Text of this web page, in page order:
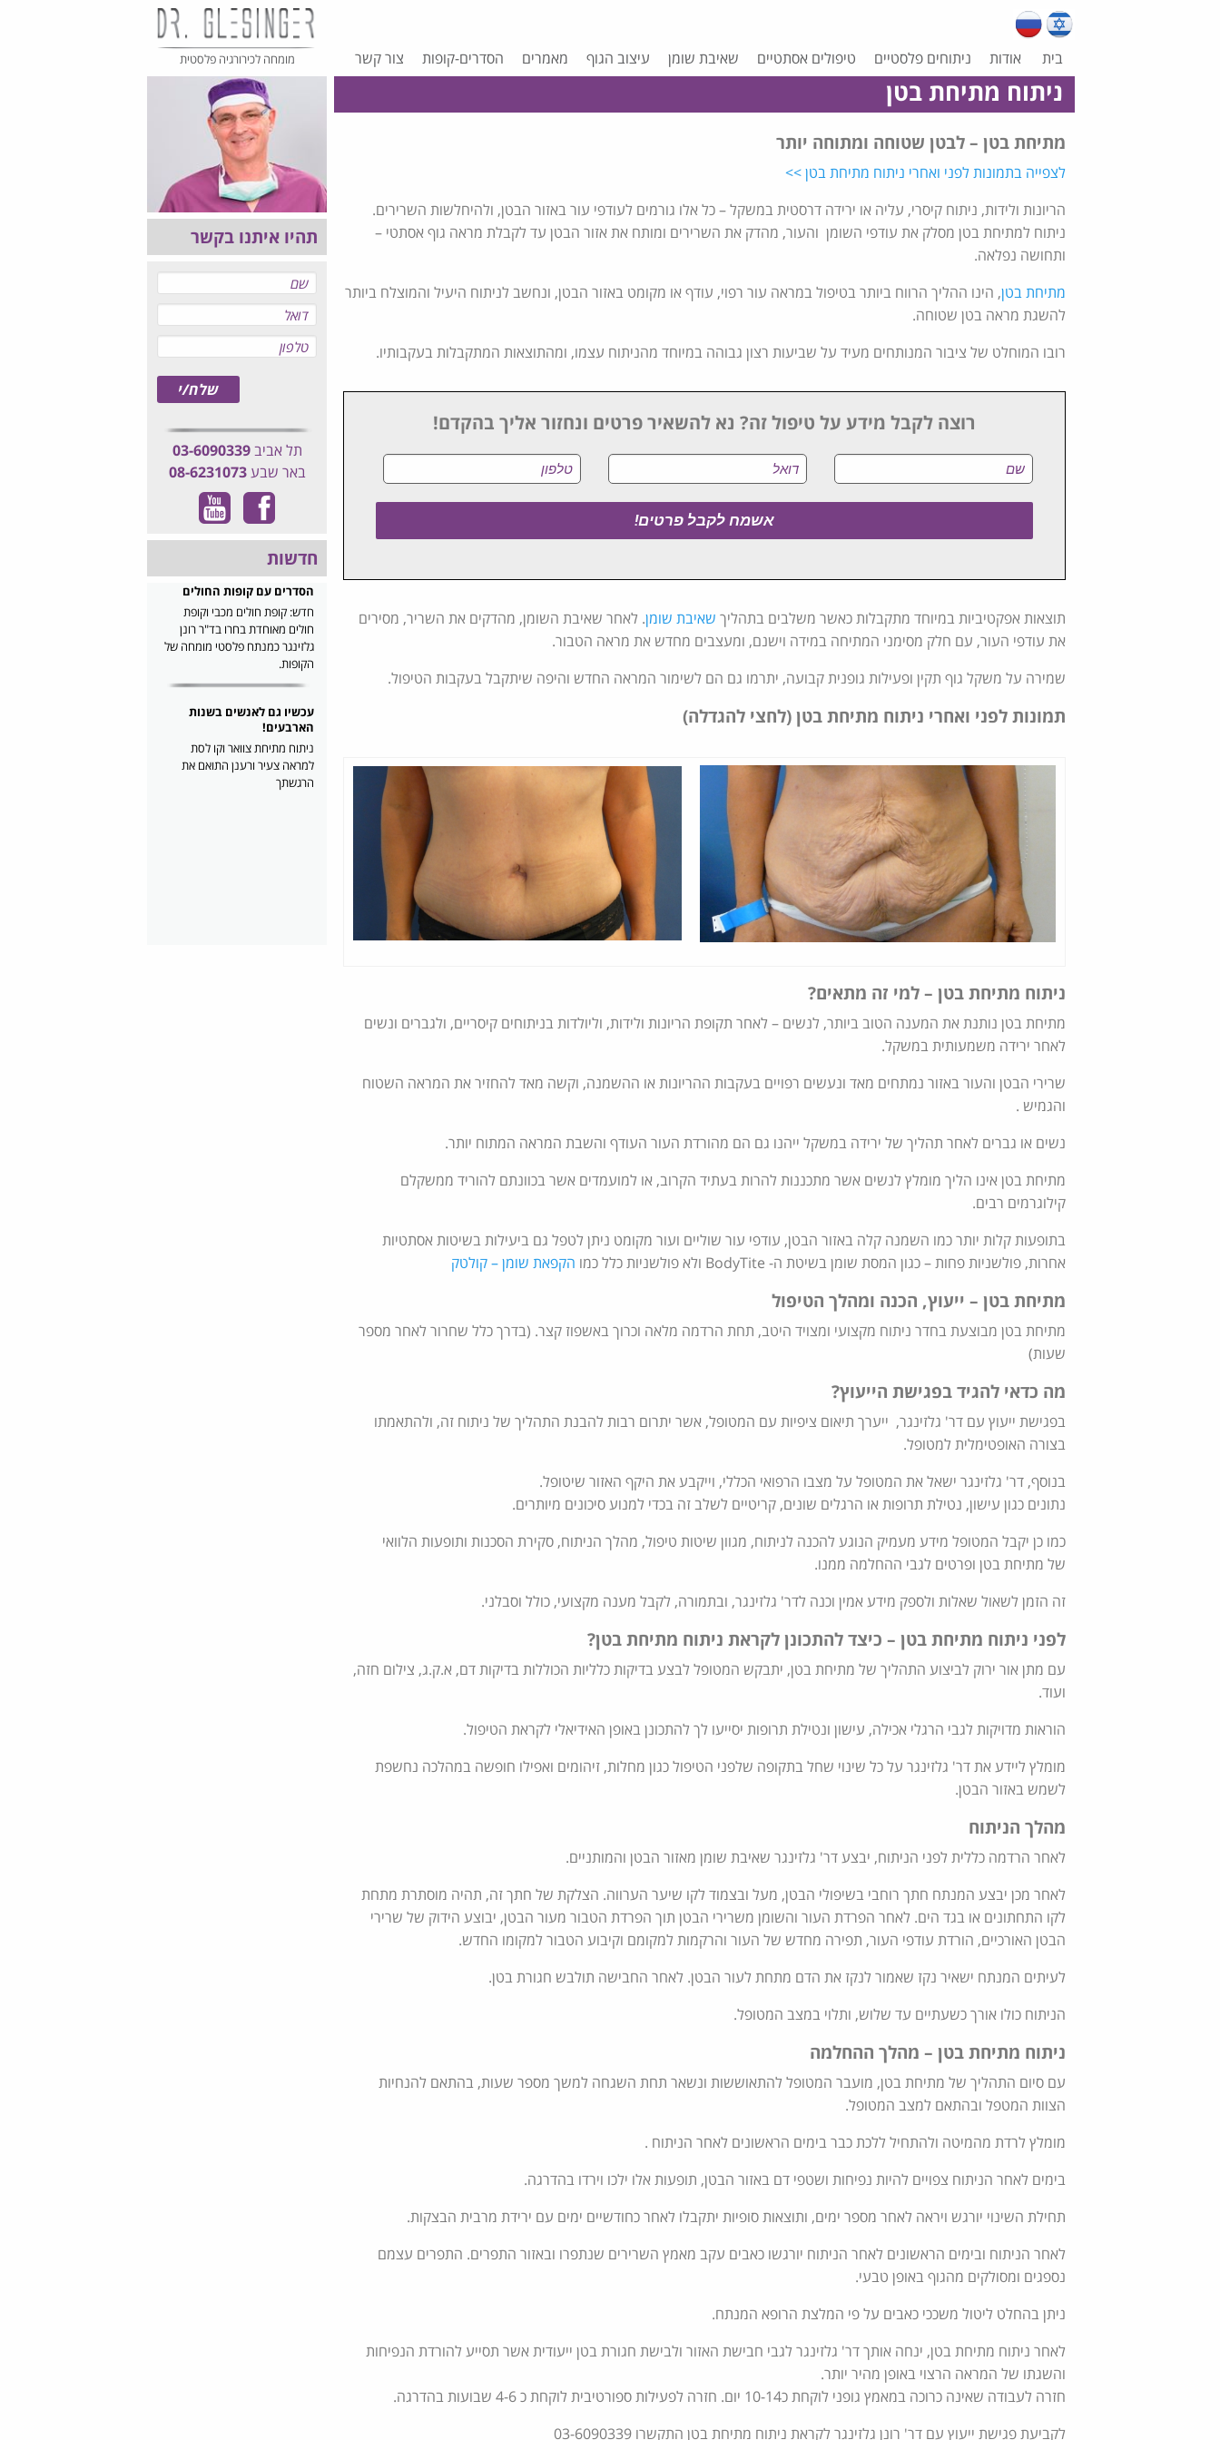
בית אודות ניתוחים פלסטיים טיפולים אסתטיים שאיבת שומן עיצוב הגוף מאמרים הסדרים-קופות צור קשר מומחה לכירורגיה פלסטית
ניתוח מתיחת בטן
מתיחת בטן – לבטן שטוחה ומתוחה יותר
לצפייה בתמונות לפני ואחרי ניתוח מתיחת בטן >>
הריונות ולידות, ניתוח קיסרי, עליה או ירידה דרסטית במשקל – כל אלו גורמים לעודפי עור באזור הבטן, ולהיחלשות השרירים.
ניתוח למתיחת בטן מסלק את עודפי השומן והעור, מהדק את השרירים ומותח את אזור הבטן עד לקבלת מראה גוף אסתטי –
ותחושה נפלאה.
מתיחת בטן, הינו ההליך הרווח ביותר בטיפול במראה עור רפוי, עודף או מקומט באזור הבטן, ונחשב לניתוח היעיל והמוצלח ביותר
להשגת מראה בטן שטוחה.
רובו המוחלט של ציבור המנותחים מעיד על שביעות רצון גבוהה במיוחד מהניתוח עצמו, ומהתוצאות המתקבלות בעקבותיו.
רוצה לקבל מידע על טיפול זה? נא להשאיר פרטים ונחזור אליך בהקדם!
תוצאות אפקטיביות במיוחד מתקבלות כאשר משלבים בתהליך שאיבת שומן. לאחר שאיבת השומן, מהדקים את השריר, מסירים
את עודפי העור, עם חלק מסימני המתיחה במידה וישנם, ומעצבים מחדש את מראה הטבור.
שמירה על משקל גוף תקין ופעילות גופנית קבועה, יתרמו גם הם לשימור המראה החדש והיפה שיתקבל בעקבות הטיפול.
תמונות לפני ואחרי ניתוח מתיחת בטן (לחצי להגדלה)
ניתוח מתיחת בטן – למי זה מתאים?
מתיחת בטן נותנת את המענה הטוב ביותר, לנשים – לאחר תקופת הריונות ולידות, וליולדות בניתוחים קיסריים, ולגברים ונשים
לאחר ירידה משמעותית במשקל.
שרירי הבטן והעור באזור נמתחים מאד ונעשים רפויים בעקבות ההריונות או ההשמנה, וקשה מאד להחזיר את המראה השטוח
והגמיש .
נשים או גברים לאחר תהליך של ירידה במשקל ייהנו גם הם מהורדת העור העודף והשבת המראה המתוח יותר.
מתיחת בטן אינו הליך מומלץ לנשים אשר מתכננות להרות בעתיד הקרוב, או למועמדים אשר בכוונתם להוריד ממשקלם
קילוגרמים רבים.
בתופעות קלות יותר כמו השמנה קלה באזור הבטן, עודפי עור שוליים ועור מקומט ניתן לטפל גם ביעילות בשיטות אסתטיות
אחרות, פולשניות פחות – כגון המסת שומן בשיטת ה- BodyTite ולא פולשניות כלל כמו
הקפאת שומן – קולטק
מתיחת בטן – ייעוץ, הכנה ומהלך הטיפול
מתיחת בטן מבוצעת בחדר ניתוח מקצועי ומצויד היטב, תחת הרדמה מלאה וכרוך באשפוז קצר. (בדרך כלל שחרור לאחר מספר
שעות)
מה כדאי להגיד בפגישת הייעוץ?
בפגישת ייעוץ עם דר' גלזינגר, ייערך תיאום ציפיות עם המטופל, אשר יתרום רבות להבנת התהליך של ניתוח זה, ולהתאמתו
בצורה האופטימלית למטופל.
בנוסף, דר' גלזינגר ישאל את המטופל על מצבו הרפואי הכללי, וייקבע את היקף האזור שיטופל.
נתונים כגון עישון, נטילת תרופות או הרגלים שונים, קריטיים לשלב זה בכדי למנוע סיכונים מיותרים.
כמו כן יקבל המטופל מידע מעמיק הנוגע להכנה לניתוח, מגוון שיטות טיפול, מהלך הניתוח, סקירת הסכנות ותופעות הלוואי
של מתיחת בטן ופרטים לגבי ההחלמה ממנו.
זה הזמן לשאול שאלות ולספק מידע אמין וכנה לדר' גלזינגר, ובתמורה, לקבל מענה מקצועי, כולל וסבלני.
לפני ניתוח מתיחת בטן – כיצד להתכונן לקראת ניתוח מתיחת בטן?
עם מתן אור ירוק לביצוע התהליך של מתיחת בטן, יתבקש המטופל לבצע בדיקות כלליות הכוללות בדיקות דם, א.ק.ג, צילום חזה,
ועוד.
הוראות מדויקות לגבי הרגלי אכילה, עישון ונטילת תרופות יסייעו לך להתכונן באופן האידיאלי לקראת הטיפול.
מומלץ ליידע את דר' גלזינגר על כל שינוי שחל בתקופה שלפני הטיפול כגון מחלות, זיהומים ואפילו חופשה במהלכה נחשפת
לשמש באזור הבטן.
מהלך הניתוח
לאחר הרדמה כללית לפני הניתוח, יבצע דר' גלזינגר שאיבת שומן מאזור הבטן והמותניים.
לאחר מכן יבצע המנתח חתך רוחבי בשיפולי הבטן, מעל ובצמוד לקו שיער הערווה. הצלקת של חתך זה, תהיה מוסתרת מתחת
לקו התחתונים או בגד הים. לאחר הפרדת העור והשומן משרירי הבטן תוך הפרדת הטבור מעור הבטן, יבוצע הידוק של שרירי
הבטן האורכיים, הורדת עודפי העור, תפירה מחדש של העור והרקמות למקומם וקיבוע הטבור למקומו החדש.
לעיתים המנתח ישאיר נקז שאמור לנקז את הדם מתחת לעור הבטן. לאחר החבישה תולבש חגורת בטן.
הניתוח כולו אורך כשעתיים עד שלוש, ותלוי במצב המטופל.
ניתוח מתיחת בטן – מהלך ההחלמה
עם סיום התהליך של מתיחת בטן, מועבר המטופל להתאוששות ונשאר תחת השגחה למשך מספר שעות, בהתאם להנחיות
הצוות המטפל ובהתאם למצב המטופל.
מומלץ לרדת מהמיטה ולהתחיל ללכת כבר בימים הראשונים לאחר הניתוח .
בימים לאחר הניתוח צפויים להיות נפיחות ושטפי דם באזור הבטן, תופעות אלו ילכו וירדו בהדרגה.
תחילת השינוי יורגש ויראה לאחר מספר ימים, ותוצאות סופיות יתקבלו לאחר כחודשיים ימים עם ירידת מרבית הבצקות.
לאחר הניתוח ובימים הראשונים לאחר הניתוח יורגשו כאבים עקב מאמץ השרירים שנתפרו ובאזור התפרים. התפרים עצמם
נספגים ומסולקים מהגוף באופן טבעי.
ניתן בהחלט ליטול משככי כאבים על פי המלצת הרופא המנתח.
לאחר ניתוח מתיחת בטן, ינחה אותך דר' גלזינגר לגבי חבישת האזור ולבישת חגורת בטן ייעודית אשר תסייע להורדת הנפיחות
והשגתו של המראה הרצוי באופן מהיר יותר.
חזרה לעבודה שאינה כרוכה במאמץ גופני לוקחת כ10-14 יום. חזרה לפעילות ספורטיבית לוקחת כ 4-6 שבועות בהדרגה.
לקביעת פגישת ייעוץ עם דר' רונן גלזינגר לקראת ניתוח מתיחת בטן התקשרו 03-6090339
תהיו איתנו בקשר
תל אביב03-6090339
באר שבע08-6231073
חדשות
הסדרים עם קופות החולים
חדש: קופת חולים מכבי וקופת
חולים מאוחדת בחרו בד"ר רונן
גלזינגר כמנתח פלסטי מומחה של
הקופות.
עכשיו גם לאנשים בשנות
הארבעים!
ניתוח מתיחת צוואר וקו לסת
למראה צעיר ורענן התואם את
הרגשתך